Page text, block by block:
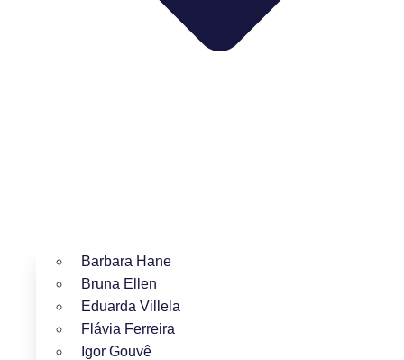
Barbara Hane
Bruna Ellen
Eduarda Villela
Flávia Ferreira
Igor Gouvê